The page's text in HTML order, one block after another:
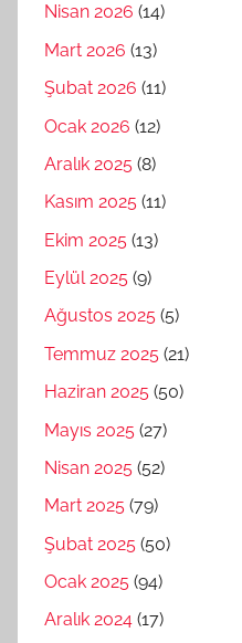
Nisan 2026 (14)
Mart 2026 (13)
Şubat 2026 (11)
Ocak 2026 (12)
Aralık 2025 (8)
Kasım 2025 (11)
Ekim 2025 (13)
Eylül 2025 (9)
Ağustos 2025 (5)
Temmuz 2025 (21)
Haziran 2025 (50)
Mayıs 2025 (27)
Nisan 2025 (52)
Mart 2025 (79)
Şubat 2025 (50)
Ocak 2025 (94)
Aralık 2024 (17)